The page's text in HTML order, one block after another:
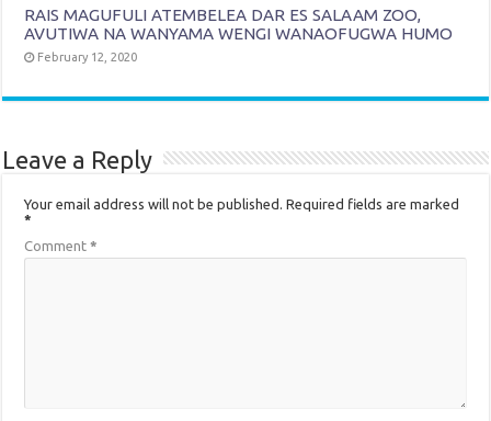
RAIS MAGUFULI ATEMBELEA DAR ES SALAAM ZOO,
AVUTIWA NA WANYAMA WENGI WANAOFUGWA HUMO
February 12, 2020
Leave a Reply
Your email address will not be published. Required fields are marked
*
Comment*